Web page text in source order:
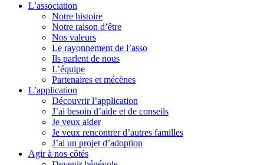
L’association
Notre histoire
Notre raison d’être
Nos valeurs
Le rayonnement de l’asso
Ils parlent de nous
L’équipe
Partenaires et mécènes
L’application
Découvrir l’application
J’ai besoin d’aide et de conseils
Je veux aider
Je veux rencontrer d’autres familles
J’ai un projet d’adoption
Agir à nos côtés